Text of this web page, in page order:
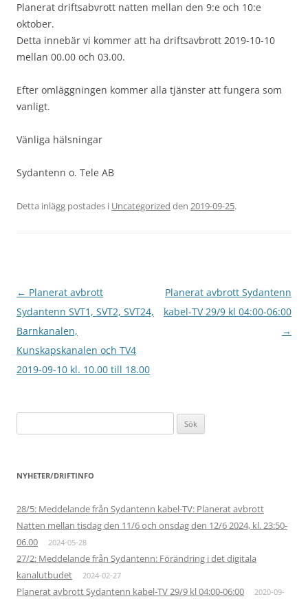
Planerat driftsabvrott natten mellan den 9:e och 10:e
oktober.
Detta innebär vi kommer att ha driftsavbrott 2019-10-10
mellan 00.00 och 03.00.
Efter omläggningen kommer alla tjänster att fungera som
vanligt.
Vänliga hälsningar
Sydantenn o. Tele AB
Detta inlägg postades i Uncategorized den 2019-09-25.
Inläggsnavigering
← Planerat avbrott
Sydantenn SVT1, SVT2, SVT24,
Barnkanalen,
Kunskapskanalen och TV4
2019-09-10 kl. 10.00 till 18.00
Planerat avbrott Sydantenn
kabel-TV 29/9 kl 04:00-06:00
→
efter:
NYHETER/DRIFTINFO
28/5: Meddelande från Sydantenn kabel-TV: Planerat avbrott
Natten mellan tisdag den 11/6 och onsdag den 12/6 2024, kl. 23:50-
06.00
2024-05-28
27/2: Meddelande från Sydantenn: Förändring i det digitala
kanalutbudet
2024-02-27
Planerat avbrott Sydantenn kabel-TV 29/9 kl 04:00-06:00 2020-09-